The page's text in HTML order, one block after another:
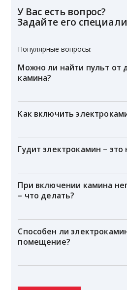
У Вас есть вопрос?
Задайте его
Популярные вопросы:
Можно ли найти пульт от
камина?
Как включить
Гудит электрокамин –
При включении камина
– что делать?
Способен ли
помещение?